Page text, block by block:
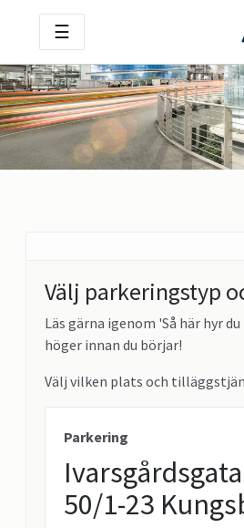
☰
Välj parkeringstyp
Läs gärna igenom 'Så här hyr
höger innan du börjar!
Välj vilken plats och
Parkering
50/1-23